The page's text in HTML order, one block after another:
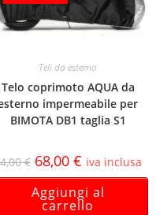
Teli da esterno
Telo coprimoto AQUA da
impermeabile per
BIMOTA DB1 taglia S1
€ 68,00 € iva inclusa
Aggiungi al
carrello